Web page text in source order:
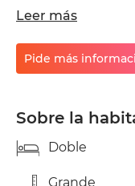
encuentran
mejor
meses. En uno
cercanos al
O
coste de los
las habitaciones
Leer más
Pide más
Sobre la
Doble
Grande